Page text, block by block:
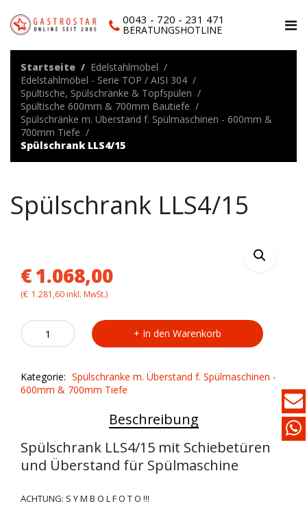
0043 - 720 - 231 471
BERATUNGSHOTLINE
Startseite
Edelstahlmöbel
Edelstahlmöbel - Serie TOP / AISI 304
Spültische, Spülschränke & Topfspülen
Spültische 600mm & 700mm Bautiefe
Spülschränke m. Überstand f. Spülmaschinen - 600mm &
700mm Tiefe
Spülschrank LLS4/15
Spülschrank LLS4/15
€1.068,00
(€ 1.281,60 inkl. MwSt.)
LLS4/15
In den Warenkorb
Kategorie: Spülschränke m. Überstand f. Spülmaschinen -
600mm & 700mm Tiefe
Beschreibung
Spülschrank LLS4/15 mit Schiebetüren
und Überstand für Spülmaschine
ACHTUNG: S Y M B O L F O T O !!!